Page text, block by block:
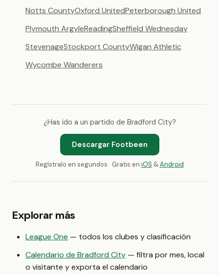
Notts CountyOxford UnitedPeterborough United
Plymouth ArgyleReadingSheffield Wednesday
StevenageStockport CountyWigan Athletic
Wycombe Wanderers
¿Has ido a un partido de Bradford City?
Descargar Footbeen
Regístralo en segundos · Gratis en iOS &Android
Explorar más
League One — todos los clubes y clasificación
Calendario de Bradford City — filtra por mes, local
o visitante y exporta el calendario